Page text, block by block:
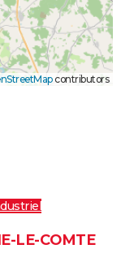
contributors
LE-COMTE